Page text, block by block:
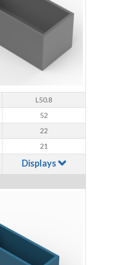
L50.8
52
22
21
Displays